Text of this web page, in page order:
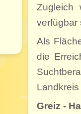
Zugleich
verfügbar
Als
die
Greiz -